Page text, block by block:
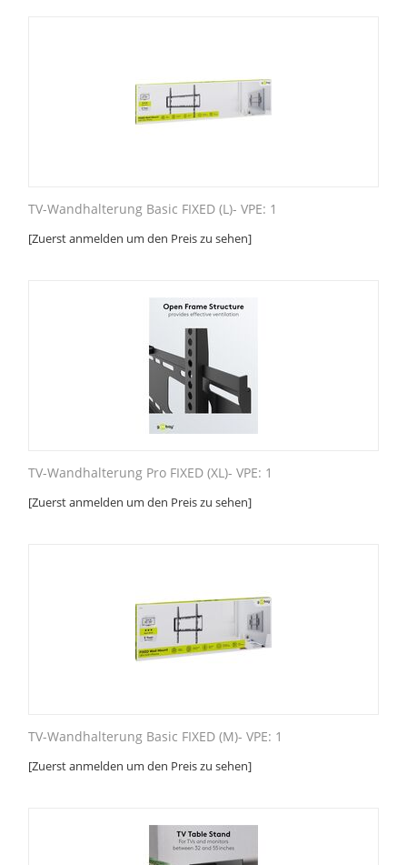
TV-Wandhalterung Basic FIXED (L)- VPE: 1
[Zuerst anmelden um den Preis zu sehen]
TV-Wandhalterung Pro FIXED (XL)- VPE: 1
[Zuerst anmelden um den Preis zu sehen]
TV-Wandhalterung Basic FIXED (M)- VPE: 1
[Zuerst anmelden um den Preis zu sehen]